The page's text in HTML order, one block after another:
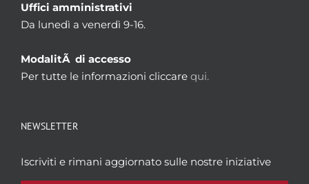
Uffici amministrativi
Da lunedì a venerdì 9-16.
ModalitÃ di accesso
Per tutte le informazioni cliccare qui.
NEWSLETTER
Iscriviti e rimani aggiornato sulle nostre iniziative